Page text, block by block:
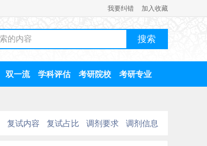
我要纠错 加入收藏
双一流 学科评估 考研院校 考研专业
复试内容 复试占比 调剂要求 调剂信息